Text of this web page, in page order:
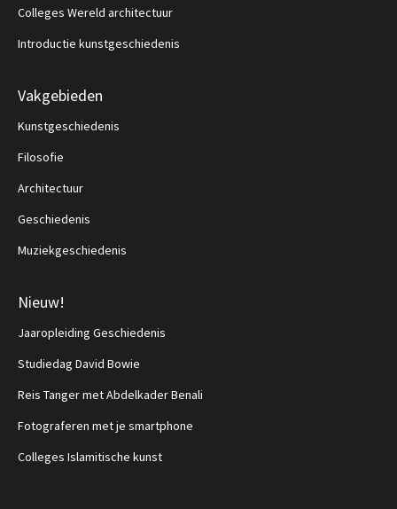
Colleges Wereld architectuur
Introductie kunstgeschiedenis
Vakgebieden
Kunstgeschiedenis
Filosofie
Architectuur
Geschiedenis
Muziekgeschiedenis
Nieuw!
Jaaropleiding Geschiedenis
Studiedag David Bowie
Reis Tanger met Abdelkader Benali
Fotograferen met je smartphone
Colleges Islamitische kunst